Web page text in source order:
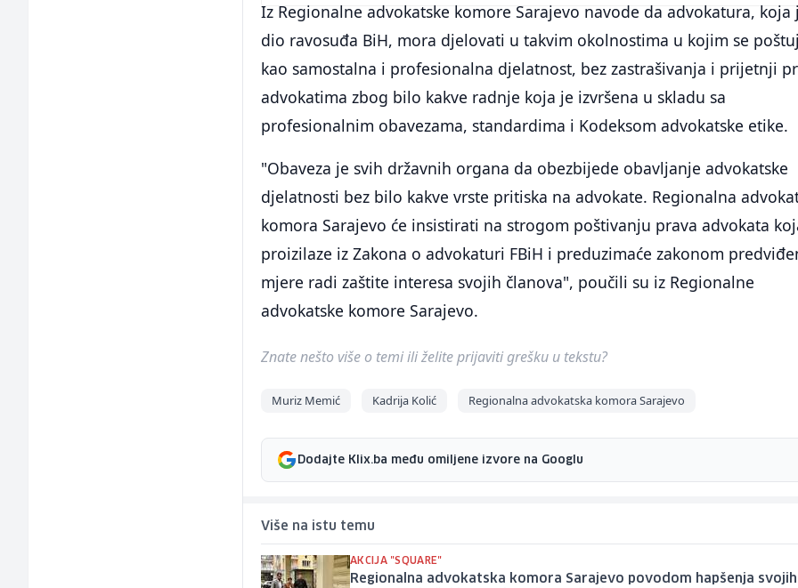
Iz Regionalne advokatske komore Sarajevo navode da advokatura, koja
dio ravosuđa BiH, mora djelovati u takvim okolnostima u kojim se
kao samostalna i profesionalna djelatnost, bez zastrašivanja i prijetnji
advokatima zbog bilo kakve radnje koja je izvršena u skladu sa
profesionalnim obavezama, standardima i Kodeksom advokatske etike.
"Obaveza je svih državnih organa da obezbijede obavljanje advokatske
djelatnosti bez bilo kakve vrste pritiska na advokate. Regionalna
komora Sarajevo će insistirati na strogom poštivanju prava advokata
proizilaze iz Zakona o advokaturi FBiH i preduzimaće zakonom
mjere radi zaštite interesa svojih članova", poučili su iz Regionalne
advokatske komore Sarajevo.
Znate nešto više o temi ili želite prijaviti grešku u tekstu?
Muriz Memić Kadrija Kolić Regionalna advokatska komora Sarajevo
Dodajte Klix.ba među omiljene izvore na Googlu
Više na istu temu
AKCIJA "SQUARE"
Regionalna advokatska komora Sarajevo povodom hapšenja svojih